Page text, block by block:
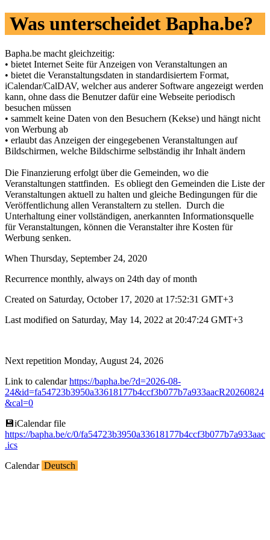
Was unterscheidet Bapha.be?
Bapha.be macht gleichzeitig:
• bietet Internet Seite für Anzeigen von Veranstaltungen an
• bietet die Veranstaltungsdaten in standardisiertem Format,
iCalendar/CalDAV, welcher aus anderer Software angezeigt werden
kann, ohne dass die Benutzer dafür eine Webseite periodisch
besuchen müssen
• sammelt keine Daten von den Besuchern (Kekse) und hängt nicht
von Werbung ab
• erlaubt das Anzeigen der eingegebenen Veranstaltungen auf
Bildschirmen, welche Bildschirme selbständig ihr Inhalt ändern
Die Finanzierung erfolgt über die Gemeinden, wo die
Veranstaltungen stattfinden. Es obliegt den Gemeinden die Liste der
Veranstaltungen aktuell zu halten und gleiche Bedingungen für die
Veröffentlichung allen Veranstaltern zu stellen. Durch die
Unterhaltung einer vollständigen, anerkannten Informationsquelle
für Veranstaltungen, können die Veranstalter ihre Kosten für
Werbung senken.
When Thursday, September 24, 2020
Recurrence monthly, always on 24th day of month
Created on Saturday, October 17, 2020 at 17:52:31 GMT+3
Last modified on Saturday, May 14, 2022 at 20:47:24 GMT+3
Next repetition Monday, August 24, 2026
Link to calendarhttps://bapha.be/?d=2026-08-
24&id=fa54723b3950a33618177b4ccf3b077b7a933aacR20260824
&cal=0
💾︎iCalendar file
https://bapha.be/c/0/fa54723b3950a33618177b4ccf3b077b7a933aac
.ics
Calendar Deutsch